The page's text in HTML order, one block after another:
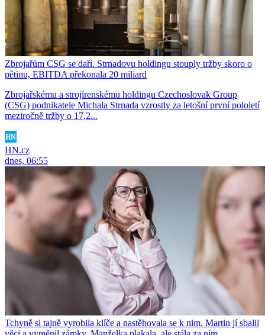
Zbrojařům CSG se daří. Strnadovu holdingu stouply tržby skoro o
pětinu, EBITDA překonala 20 miliard
Zbrojařskému a strojírenskému holdingu Czechoslovak Group
(CSG) podnikatele Michala Strnada vzrostly za letošní první pololetí
meziročně tržby o 17,2...
HN.cz
dnes, 06:55
Tchyně si tajně vyrobila klíče a nastěhovala se k nim. Martin jí sbalil